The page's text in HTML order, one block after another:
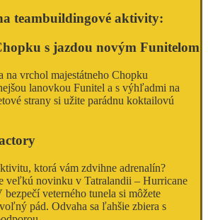
teambuildingové aktivity:
s jazdou novým Funitelom
na vrchol majestátneho Chopku
lanovkou Funitel a s výhľadmi na
strany si užite parádnu koktailovú
ktorá vám zdvihne adrenalín?
veľkú novinku v Tatralandii – Hurricane
bezpečí veterného tunela si môžete
pád. Odvaha sa ľahšie zbiera s